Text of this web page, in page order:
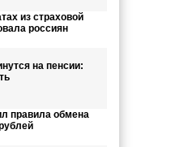
из страховой
россиян
на пенсии:
правила обмена